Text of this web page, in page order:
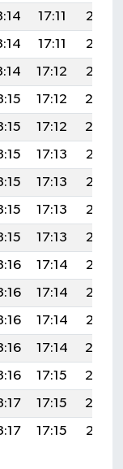
17:11
20:42
17:11
20:42
17:12
20:43
17:12
20:44
17:12
20:44
17:13
20:45
17:13
20:46
17:13
20:46
17:13
20:47
17:14
20:47
17:14
20:48
17:14
20:48
17:14
20:49
17:15
20:49
17:15
20:49
17:15 20:50